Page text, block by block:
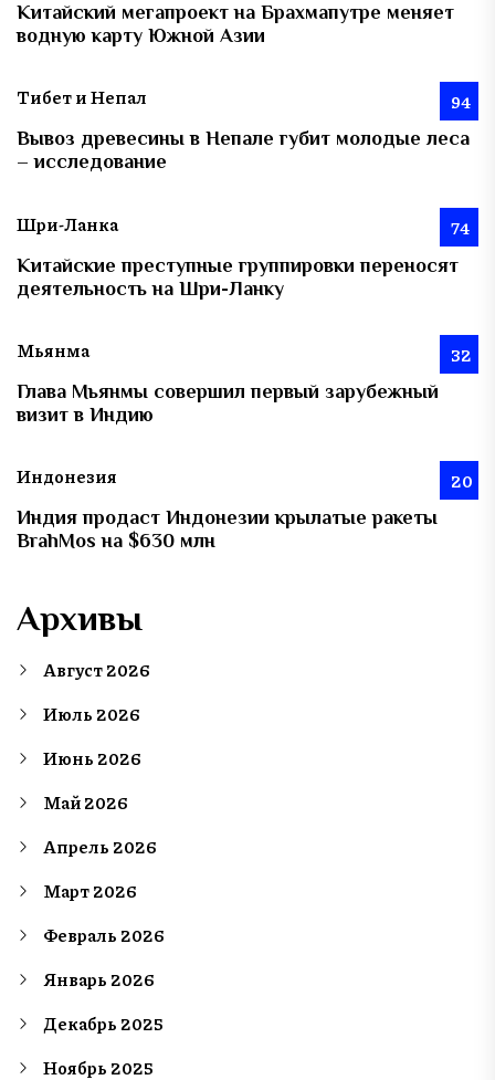
Китайский мегапроект на Брахмапутре меняет
водную карту Южной Азии
Тибет и Непал 94
Вывоз древесины в Непале губит молодые леса
– исследование
Шри-Ланка 74
Китайские преступные группировки переносят
деятельность на Шри-Ланку
Мьянма 32
Глава Мьянмы совершил первый зарубежный
визит в Индию
Индонезия 20
Индия продаст Индонезии крылатые ракеты
BrahMos на $630 млн
Архивы
Август 2026
Июль 2026
Июнь 2026
Май 2026
Апрель 2026
Март 2026
Февраль 2026
Январь 2026
Декабрь 2025
Ноябрь 2025